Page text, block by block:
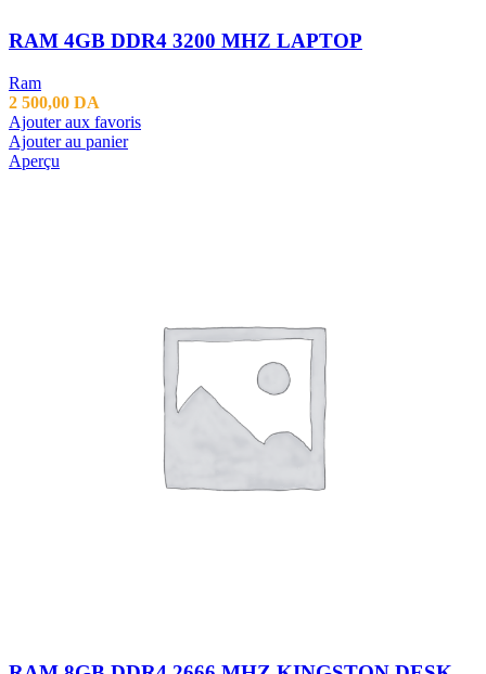
RAM 4GB DDR4 3200 MHZ LAPTOP
Ram
2 500,00 DA
Ajouter aux favoris
Ajouter au panier
Aperçu